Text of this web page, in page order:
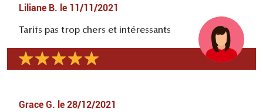
Liliane B. le 11/11/2021
Tarifs pas trop chers et intéressants
Grace G. le 28/12/2021